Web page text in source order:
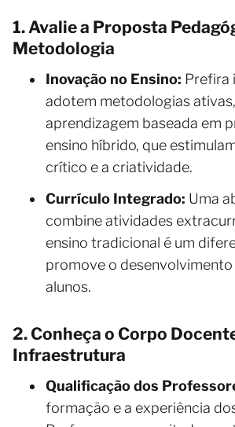
1. Avalie a Proposta
Metodologia
Inovação no Ensino: Prefira
adotem metodologias
aprendizagem baseada em
ensino híbrido, que
crítico e a criatividade.
Currículo Integrado: Uma
combine atividades
ensino tradicional é um
promove o
alunos.
2. Conheça o Corpo
Infraestrutura
Qualificação dos
formação e a experiência